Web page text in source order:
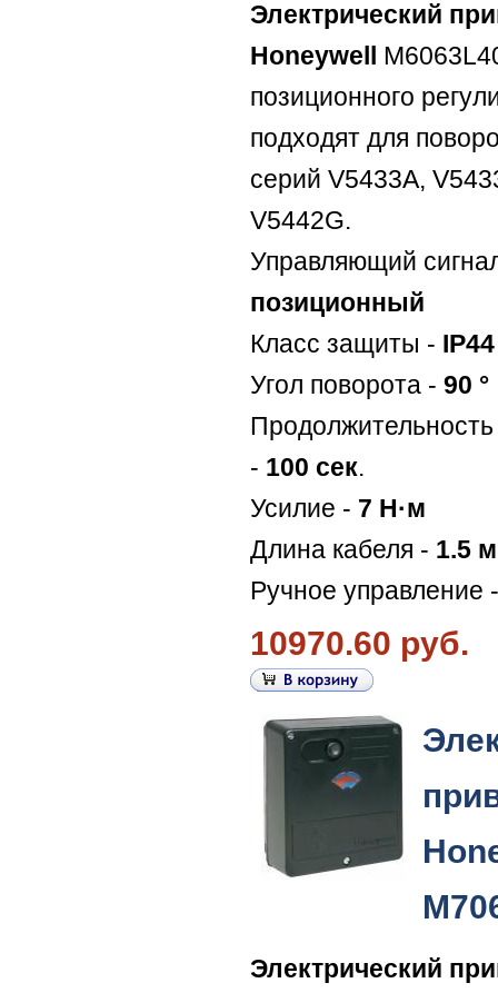
Электрический
Honeywell
позиционного
подходят для
серий V5433A,
V5442G.
Управляющий
позиционный
Класс защиты - IP44
Угол поворота - 90 °
- 100 сек.
Усилие - 7 Н·м
Длина кабеля - 1.5 м
Ручное управление
10970.60 руб.
Электрический